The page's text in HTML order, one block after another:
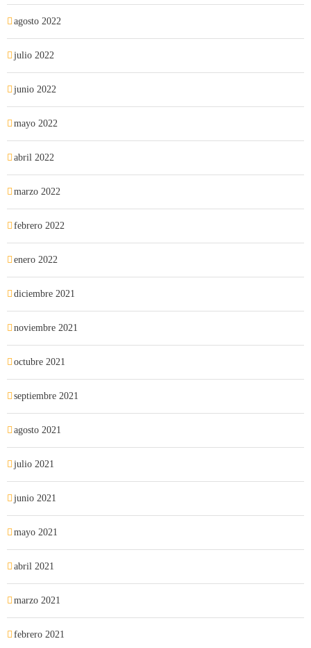
agosto 2022
julio 2022
junio 2022
mayo 2022
abril 2022
marzo 2022
febrero 2022
enero 2022
diciembre 2021
noviembre 2021
octubre 2021
septiembre 2021
agosto 2021
julio 2021
junio 2021
mayo 2021
abril 2021
marzo 2021
febrero 2021